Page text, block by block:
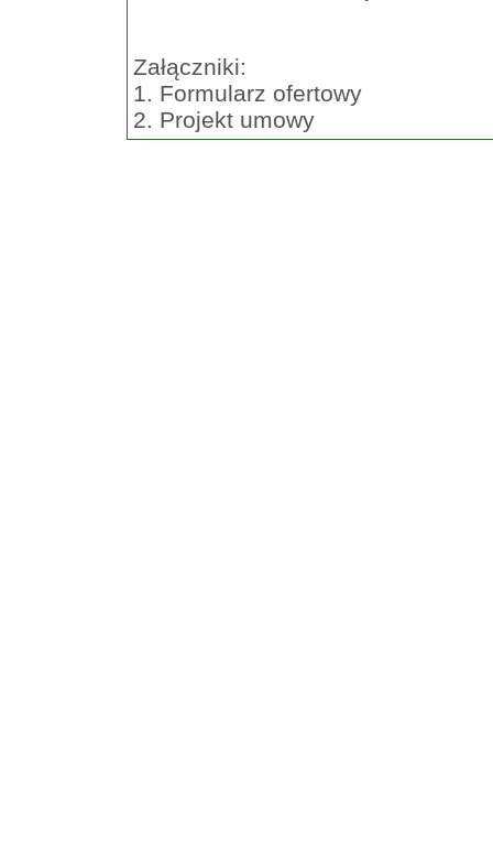
Załączniki:
1. Formularz ofertowy
2. Projekt umowy